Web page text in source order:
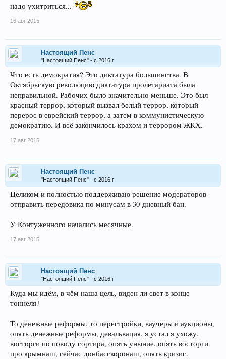
надо ухитриться...
16 авг 2015
Настоящий Пенс
"Настоящий Пенс" - с 2016 г
Что есть демократия? Это диктатура большинства. В
Октябрьскую революцию диктатура пролетариата была
неправильной. Рабочих было значительно меньше. Это был
красный террор, который вызвал белый террор, который
перерос в еврейский террор, а затем в коммунистическую
демократию. И всё закончилось крахом и террором ЖКХ.
17 авг 2015
Настоящий Пенс
"Настоящий Пенс" - с 2016 г
Целиком и полностью поддерживаю решение модераторов
отправить передовика по минусам в 30-дневный бан.
У Контуженного начались месячные.
17 авг 2015
Настоящий Пенс
"Настоящий Пенс" - с 2016 г
Куда мы идём, в чём наша цель, виден ли свет в конце
тоннеля?
То денежные реформы, то перестройки, ваучеры и аукционы,
опять денежные реформы, девальвация, я устал я ухожу,
восторги по поводу сортира, опять уныние, опять восторги
про крымнаш, сейчас донбасскоронаш, опять кризис.